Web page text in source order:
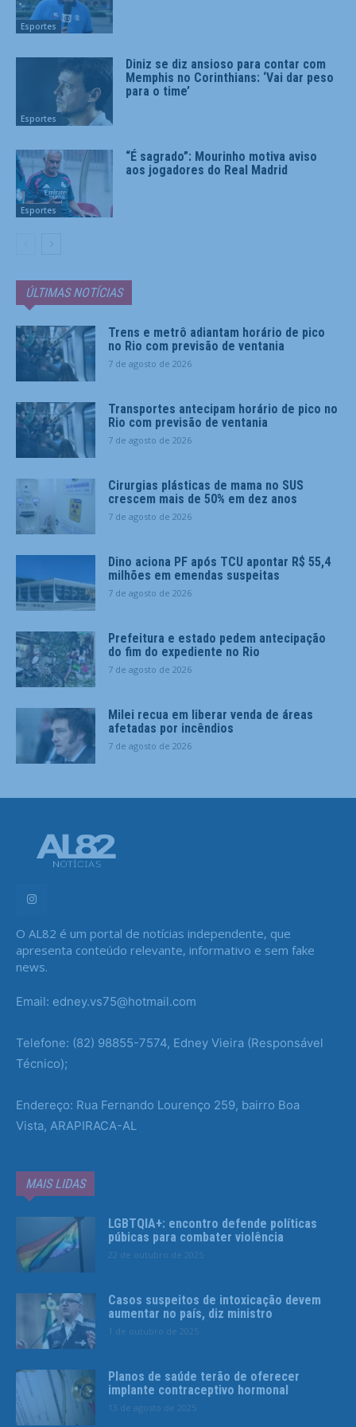
Esportes
Esportes
Diniz se diz ansioso para contar com
Memphis no Corinthians: ‘Vai dar peso
para o time’
Esportes
“É sagrado”: Mourinho motiva aviso
aos jogadores do Real Madrid
ÚLTIMAS NOTÍCIAS
Trens e metrô adiantam horário de pico
no Rio com previsão de ventania
7 de agosto de 2026
Transportes antecipam horário de pico no
Rio com previsão de ventania
7 de agosto de 2026
Cirurgias plásticas de mama no SUS
crescem mais de 50% em dez anos
7 de agosto de 2026
Dino aciona PF após TCU apontar R$ 55,4
milhões em emendas suspeitas
7 de agosto de 2026
Prefeitura e estado pedem antecipação
do fim do expediente no Rio
7 de agosto de 2026
Milei recua em liberar venda de áreas
afetadas por incêndios
7 de agosto de 2026
O AL82 é um portal de notícias independente, que
apresenta conteúdo relevante, informativo e sem fake
news.
Email: edney.vs75@hotmail.com
Telefone: (82) 98855-7574, Edney Vieira (Responsável
Técnico);
Endereço: Rua Fernando Lourenço 259, bairro Boa
Vista, ARAPIRACA-AL
MAIS LIDAS
LGBTQIA+: encontro defende políticas
púbicas para combater violência
22 de outubro de 2025
Casos suspeitos de intoxicação devem
aumentar no país, diz ministro
1 de outubro de 2025
Planos de saúde terão de oferecer
implante contraceptivo hormonal
13 de agosto de 2025